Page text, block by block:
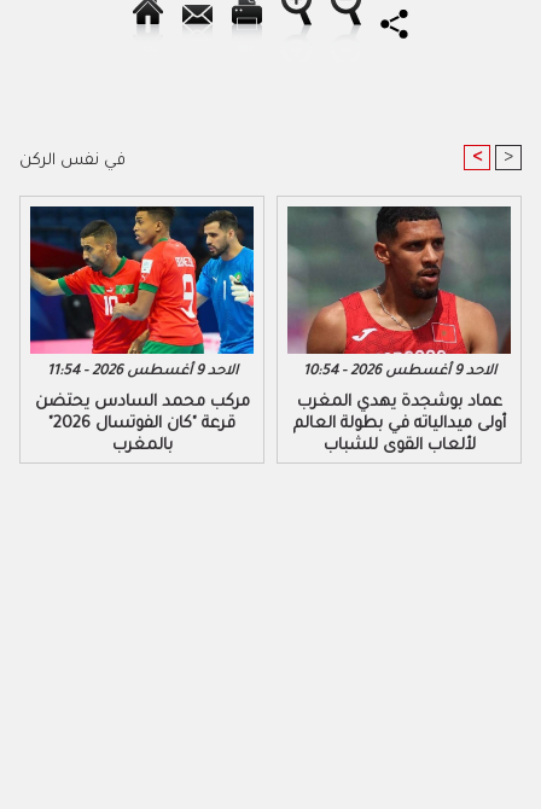
في نفس الركن < >
الاحد 9 أغسطس 2026 - 11:54
مركب محمد السادس يحتضن
قرعة "كان الفوتسال 2026"
بالمغرب
الاحد 9 أغسطس 2026 - 10:54
عماد بوشجدة يهدي المغرب
أولى ميدالياته في بطولة العالم
لألعاب القوى للشباب